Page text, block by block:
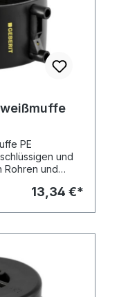
PE
und
und
13,34 €*